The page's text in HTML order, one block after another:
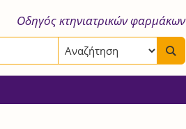
Οδηγός κτηνιατρικών φαρμάκων